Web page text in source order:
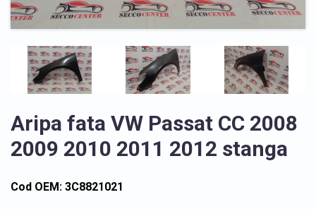
Aripa fata VW Passat CC 2008
2009 2010 2011 2012 stanga
Cod OEM: 3C8821021